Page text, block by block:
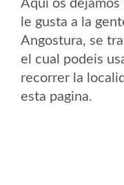
Aqui os dejamos
le gusta a la
Angostura, se
el cual podeis
recorrer la
esta pagina.